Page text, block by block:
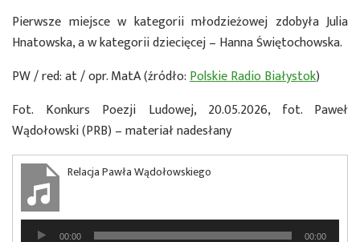
Pierwsze miejsce w kategorii młodzieżowej zdobyła Julia
Hnatowska, a w kategorii dziecięcej – Hanna Świętochowska.
PW / red: at / opr. MatA (źródło:Polskie Radio Białystok)
Fot. Konkurs Poezji Ludowej, 20.05.2026, fot. Paweł
Wądołowski (PRB) – materiał nadesłany
Relacja Pawła Wądołowskiego
Odtwarzacz00:00 00:00